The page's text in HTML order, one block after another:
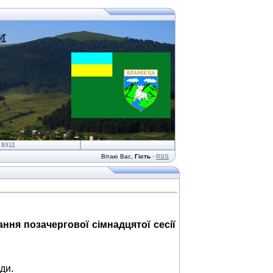
ВХІД
Вітаю Вас Гість · RSS
позачергової сімнадцятої сесії